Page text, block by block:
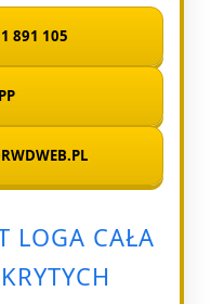
891 105
LOGA CAŁA